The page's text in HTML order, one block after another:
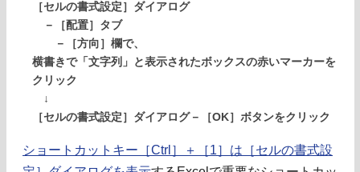
［セルの書式設定］ダイアログ
－［配置］タブ
－［方向］欄で、
横書きで「文字列」と表示されたボックスの赤いマーカーを
クリック
↓
［セルの書式設定］ダイアログ－［OK］ボタンをクリック
ショートカットキー［Ctrl］＋［1］は［セルの書式設